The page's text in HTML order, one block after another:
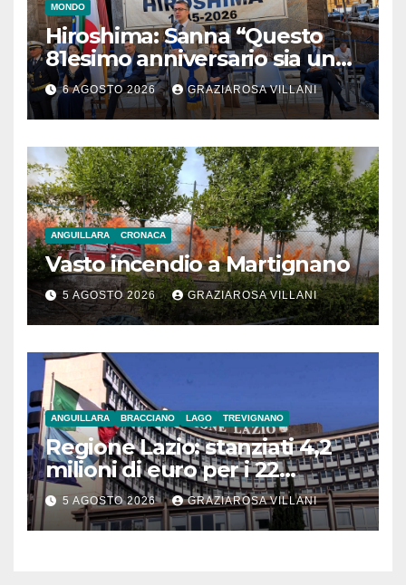
MONDO
Hiroshima: Sanna “Questo
81esimo anniversario sia un
monito per tutti”
6 AGOSTO 2026 GRAZIAROSA VILLANI
ANGUILLARA CRONACA
Vasto incendio a Martignano
5 AGOSTO 2026 GRAZIAROSA VILLANI
ANGUILLARA BRACCIANO LAGO TREVIGNANO
Regione Lazio: stanziati 4,2
milioni di euro per i 22
Comuni dell’Etruria
Meridionale
5 AGOSTO 2026 GRAZIAROSA VILLANI